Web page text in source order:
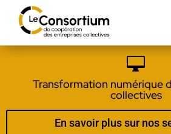

Transformation numérique
collectives
En savoir plus sur nos